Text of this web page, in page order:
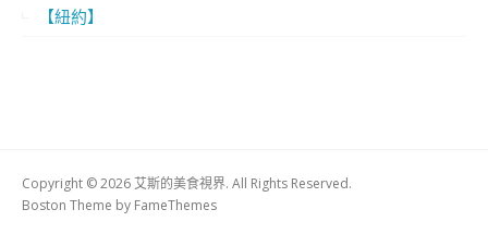
【紐約】
Copyright © 2026 艾斯的美食視界. All Rights Reserved.
Boston Theme by FameThemes